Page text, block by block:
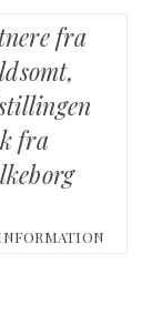
fra
fra